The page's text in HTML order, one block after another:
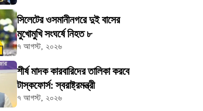
সিলেটের ওসমানীনগরে দুই বাসের
মুখোমুখি সংঘর্ষে নিহত ৮
৭ আগস্ট, ২০২৬
শীর্ষ মাদক কারবারিদের তালিকা করবে
টাস্কফোর্স: স্বরাষ্ট্রমন্ত্রী
৭ আগস্ট, ২০২৬